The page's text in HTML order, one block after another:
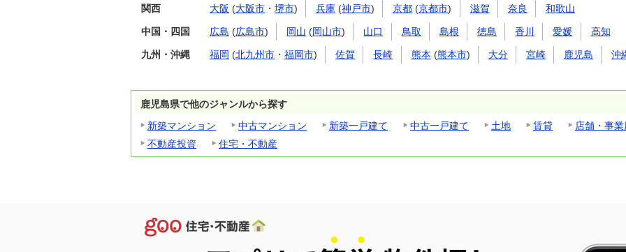
関西 大阪 (大阪市 ・ 堺市) 兵庫 (神戸市) 京都 (京都市) 滋賀 奈良 和歌山
中国・四国 広島 (広島市) 岡山 (岡山市) 山口 鳥取 島根 徳島 香川 愛媛 高知
九州・沖縄 福岡 (北九州市 ・ 福岡市) 佐賀 長崎 熊本 (熊本市) 大分 宮崎 鹿児島 沖
鹿児島県で他のジャンルから探す
新築マンション
中古マンション 新築一戸建て 中古一戸建て 土地 賃貸
店舗・事業
不動産投資
住宅・不動産